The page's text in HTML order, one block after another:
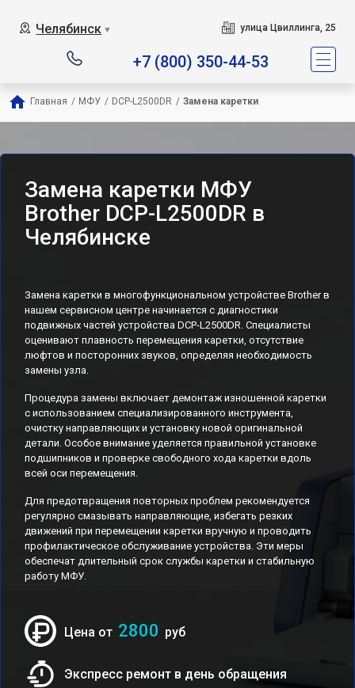
Челябинск ▼ улица Цвиллинга, 25
+7 (800) 350-44-53
Главная / МФУ / DCP-L2500DR / Замена каретки
Замена каретки МФУ
Brother DCP-L2500DR в
Челябинске
Замена каретки в многофункциональном устройстве Brother в
нашем сервисном центре начинается с диагностики
подвижных частей устройства DCP-L2500DR. Специалисты
оценивают плавность перемещения каретки, отсутствие
люфтов и посторонних звуков, определяя необходимость
замены узла.
Процедура замены включает демонтаж изношенной каретки
с использованием специализированного инструмента,
очистку направляющих и установку новой оригинальной
детали. Особое внимание уделяется правильной установке
подшипников и проверке свободного хода каретки вдоль
всей оси перемещения.
Для предотвращения повторных проблем рекомендуется
регулярно смазывать направляющие, избегать резких
движений при перемещении каретки вручную и проводить
профилактическое обслуживание устройства. Эти меры
обеспечат длительный срок службы каретки и стабильную
работу МФУ.
Цена от 2800 руб
Экспресс ремонт в день обращения